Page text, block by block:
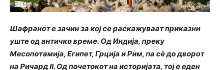
Шафранот е зачин за кој се раскажуваат приказни
уште од античко време. Од Индија, преку
Месопотамија, Египет, Грција и Рим, па сè до дворот
на Ричард II. Од почетокот на историјата, тој е еден